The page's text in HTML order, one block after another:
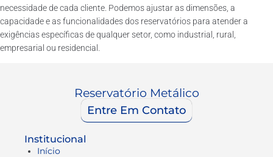
necessidade de cada cliente. Podemos ajustar as dimensões, a
capacidade e as funcionalidades dos reservatórios para atender a
exigências específicas de qualquer setor, como industrial, rural,
empresarial ou residencial.
Reservatório Metálico
Entre Em Contato
Institucional
Início